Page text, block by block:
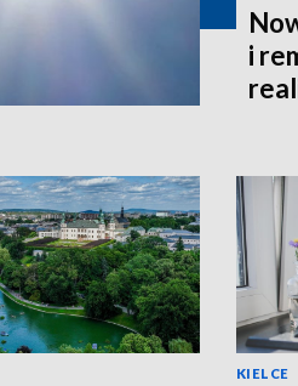
i
KIELCE